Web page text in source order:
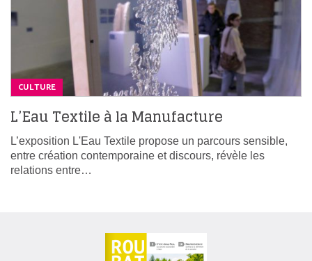
CULTURE
L’Eau Textile à la Manufacture
L’exposition L'Eau Textile propose un parcours sensible,
entre création contemporaine et discours, révèle les
relations entre…